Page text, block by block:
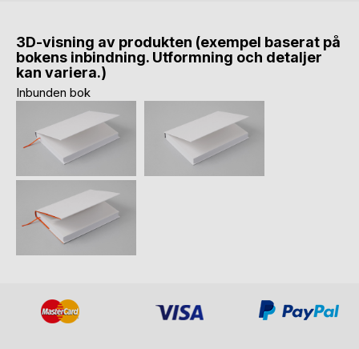
3D-visning av produkten (exempel baserat på
bokens inbindning. Utformning och detaljer
kan variera.)
Inbunden bok